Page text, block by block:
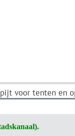
voor tenten en